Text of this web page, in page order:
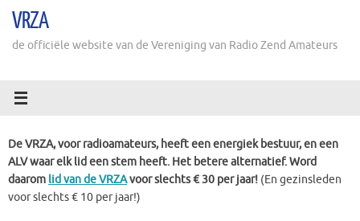
naarVRZA
de officiële website van de Vereniging van Radio Zend Amateurs
De VRZA, voor radioamateurs, heeft een energiek bestuur, en een
ALV waar elk lid een stem heeft. Het betere alternatief. Word
daarom lid van de VRZAvoor slechts € 30 per jaar! (En gezinsleden
voor slechts € 10 per jaar!)